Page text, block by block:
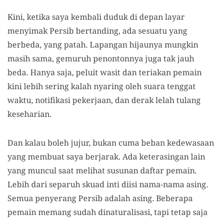
Kini, ketika saya kembali duduk di depan layar
menyimak Persib bertanding, ada sesuatu yang
berbeda, yang patah. Lapangan hijaunya mungkin
masih sama, gemuruh penontonnya juga tak jauh
beda. Hanya saja, peluit wasit dan teriakan pemain
kini lebih sering kalah nyaring oleh suara tenggat
waktu, notifikasi pekerjaan, dan derak lelah tulang
keseharian.
Dan kalau boleh jujur, bukan cuma beban kedewasaan
yang membuat saya berjarak. Ada keterasingan lain
yang muncul saat melihat susunan daftar pemain.
Lebih dari separuh skuad inti diisi nama-nama asing.
Semua penyerang Persib adalah asing. Beberapa
pemain memang sudah dinaturalisasi, tapi tetap saja